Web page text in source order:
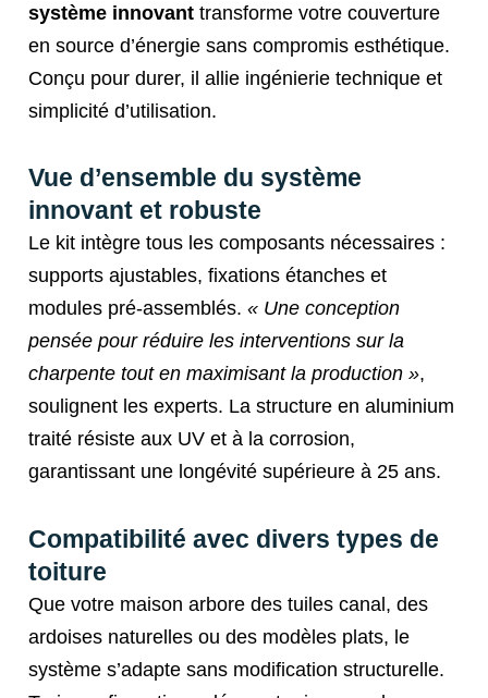
système innovant transforme votre couverture
en source d’énergie sans compromis esthétique.
Conçu pour durer, il allie ingénierie technique et
simplicité d’utilisation.
Vue d’ensemble du système
innovant et robuste
Le kit intègre tous les composants nécessaires :
supports ajustables, fixations étanches et
modules pré-assemblés.« Une conception
pensée pour réduire les interventions sur la
charpente tout en maximisant la production »,
soulignent les experts. La structure en aluminium
traité résiste aux UV et à la corrosion,
garantissant une longévité supérieure à 25 ans.
Compatibilité avec divers types de
toiture
Que votre maison arbore des tuiles canal, des
ardoises naturelles ou des modèles plats, le
système s’adapte sans modification structurelle.